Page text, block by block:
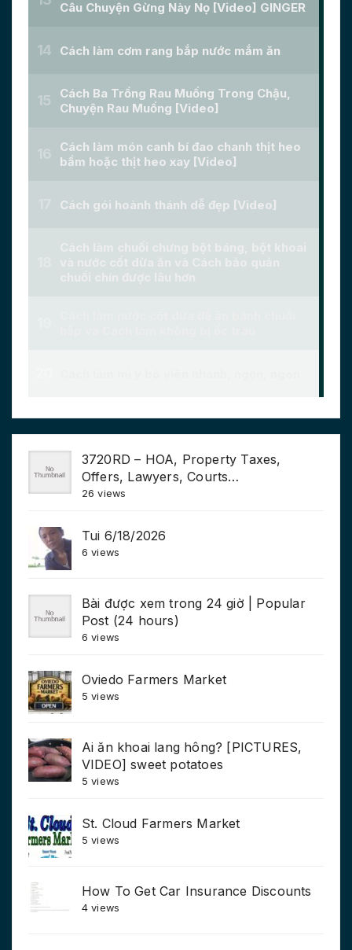
3720RD – HOA, Property Taxes,
Offers, Lawyers, Courts…
26 views
Tui 6/18/2026
6 views
Bài được xem trong 24 giờ | Popular
Post (24 hours)
6 views
Oviedo Farmers Market
5 views
Ai ăn khoai lang hông? [PICTURES,
VIDEO] sweet potatoes
5 views
St. Cloud Farmers Market
5 views
How To Get Car Insurance Discounts
4 views